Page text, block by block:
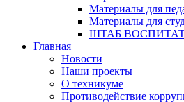
Материалы для
Материалы для
ШТАБ
Главная
Новости
Наши проекты
О техникуме
Противодействие